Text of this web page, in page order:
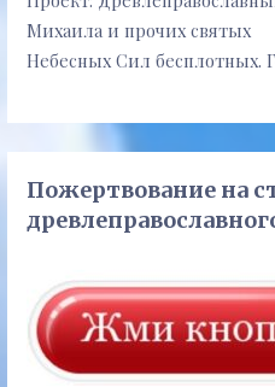
Михаила и прочих святых
Небесных Сил бесплотных.
Пожертвование на